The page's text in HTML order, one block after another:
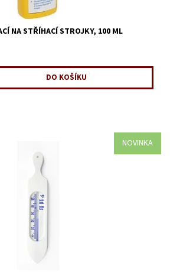
NA STŘÍHACÍ STROJKY, 100 ML
NOVINKA